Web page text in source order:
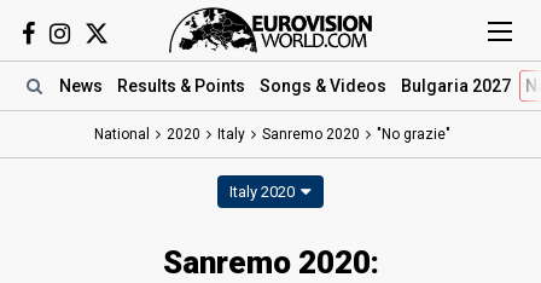
News Results & Points Songs & Videos Bulgaria 2027
National 2020 Italy Sanremo 2020 "No grazie"
Italy 2020
Sanremo 2020: